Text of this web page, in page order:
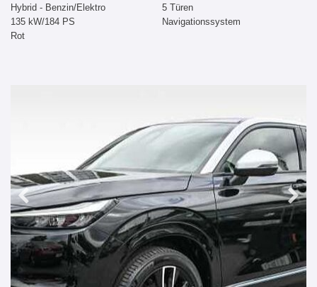
Hybrid - Benzin/Elektro
135 kW/184 PS
Rot
5 Türen
Navigationssystem